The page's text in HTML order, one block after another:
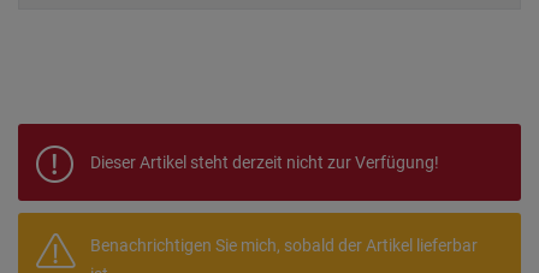
Dieser Artikel steht derzeit nicht zur Verfügung!
Benachrichtigen Sie mich, sobald der Artikel lieferbar